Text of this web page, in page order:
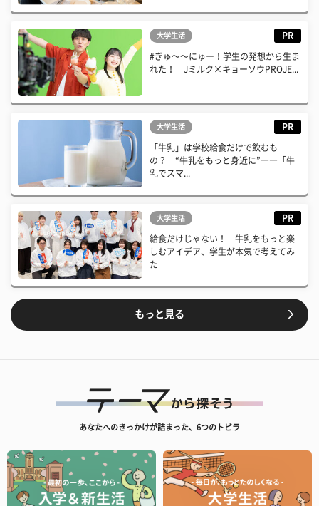
大学生活 PR
#ぎゅ〜〜にゅー！学生の発想から生ま
れた！ Jミルク×キョーソウPROJE...
大学生活 PR
「牛乳」は学校給食だけで飲むも
の？ “牛乳をもっと身近に”――「牛
乳でスマ...
大学生活 PR
給食だけじゃない！ 牛乳をもっと楽
しむアイデア、学生が本気で考えてみ
た
もっと見る
あなたへのきっかけが詰まった、6つのトビラ